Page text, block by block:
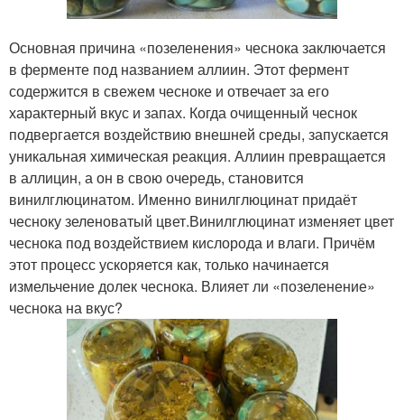
Основная причина «позеленения» чеснока заключается
в ферменте под названием аллиин. Этот фермент
содержится в свежем чесноке и отвечает за его
характерный вкус и запах. Когда очищенный чеснок
подвергается воздействию внешней среды, запускается
уникальная химическая реакция. Аллиин превращается
в аллицин, а он в свою очередь, становится
винилглюцинатом. Именно винилглюцинат придаёт
чесноку зеленоватый цвет.Винилглюцинат изменяет цвет
чеснока под воздействием кислорода и влаги. Причём
этот процесс ускоряется как, только начинается
измельчение долек чеснока. Влияет ли «позеленение»
чеснока на вкус?